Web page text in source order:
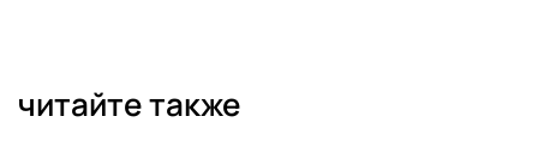
читайте также